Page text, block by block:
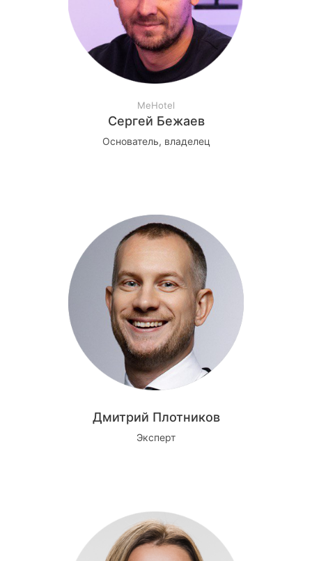
MeHotel
Сергей Бежаев
Основатель, владелец
Дмитрий Плотников
Эксперт